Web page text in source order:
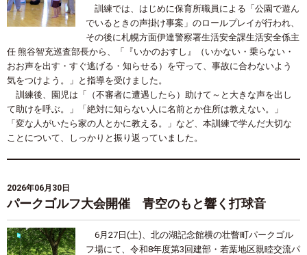
訓練では、はじめに保育所職員による「公園で遊ん
でいるときの声掛け事案」のロールプレイが行われ、
その後に札幌方面伊達警察署生活安全課生活安全係主
任 熊谷智充巡査部長から、「『いかのおすし』（いかない・乗らない・
おお声を出す・すぐ逃げる・知らせる）を守って、事故に合わないよう
気をつけよう。」と指導を受けました。
訓練後、園児は「（不審者に遭遇したら）助けて～と大きな声を出し
て助けを呼ぶ。」「絶対に知らない人に名前とか住所は教えない。」
「変な人がいたら家の人とかに教える。」など、本訓練で学んだ大切な
ことについて、しっかりと振り返っていました。
2026年06月30日
パークゴルフ大会開催 青空のもと響く打球音
6月 27 日 (土)、北の湖記念館横の壮瞥町パークゴル
フ場にて、令和8年度第3 回建部・若葉地区親睦交流パ